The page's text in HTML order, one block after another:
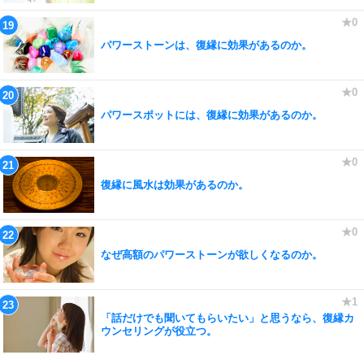
パワーストーンは、復縁に効果があるのか。
パワースポットには、復縁に効果があるのか。
復縁に風水は効果があるのか。
なぜ高額のパワーストーンが欲しくなるのか。
「話だけでも聞いてもらいたい」と思うなら、復縁カ
ウンセリングが役立つ。